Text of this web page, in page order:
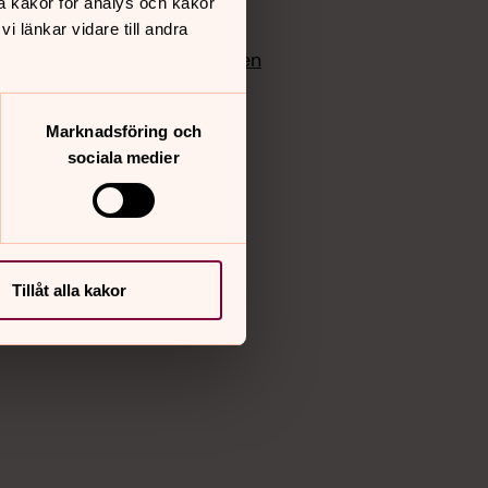
länkar vidare till andra
Marknadsföring och
sociala medier
Tillåt alla kakor
Instagram
Vimeo
Bloggportalen